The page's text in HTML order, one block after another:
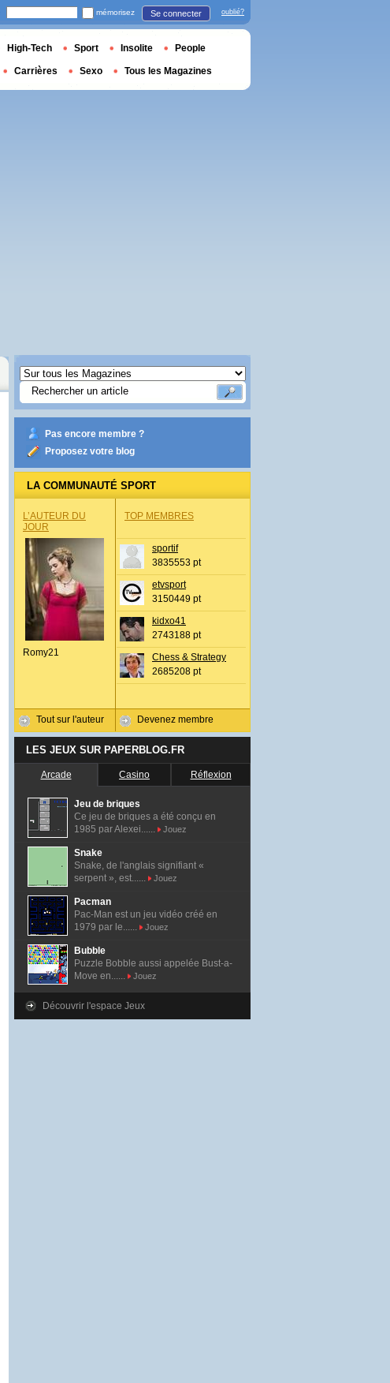
Pas encore membre ?
Proposez votre blog
LA COMMUNAUTÉ SPORT
L’AUTEUR DU
JOUR
Romy21
Tout sur l'auteur
TOP MEMBRES
sportif
3835553 pt
etvsport
3150449 pt
kidxo41
2743188 pt
Chess & Strategy
2685208 pt
Devenez membre
LES JEUX SUR PAPERBLOG.FR
Arcade Casino Réflexion
Jeu de briques
Ce jeu de briques a été conçu en
1985 par Alexei......
Jouez
Snake
Snake, de l'anglais signifiant «
serpent », est......
Jouez
Pacman
Pac-Man est un jeu vidéo créé en
1979 par le......
Jouez
Bubble
Puzzle Bobble aussi appelée Bust-a-
Move en......
Jouez
Découvrir l'espace Jeux
mémorisez Se connecter oublié?
High-Tech Sport Insolite People
Carrières Sexo Tous les Magazines